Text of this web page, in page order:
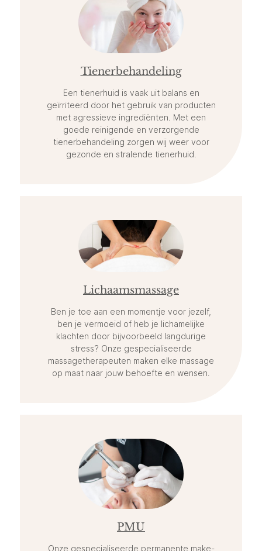
Tienerbehandeling
Een tienerhuid is vaak uit balans en
geïrriteerd door het gebruik van producten
met agressieve ingrediënten. Met een
goede reinigende en verzorgende
tienerbehandeling zorgen wij weer voor
gezonde en stralende tienerhuid.
Lichaamsmassage
Ben je toe aan een momentje voor jezelf,
ben je vermoeid of heb je lichamelijke
klachten door bijvoorbeeld langdurige
stress? Onze gespecialiseerde
massagetherapeuten maken elke massage
op maat naar jouw behoefte en wensen.
PMU
Onze gespecialiseerde permanente make-